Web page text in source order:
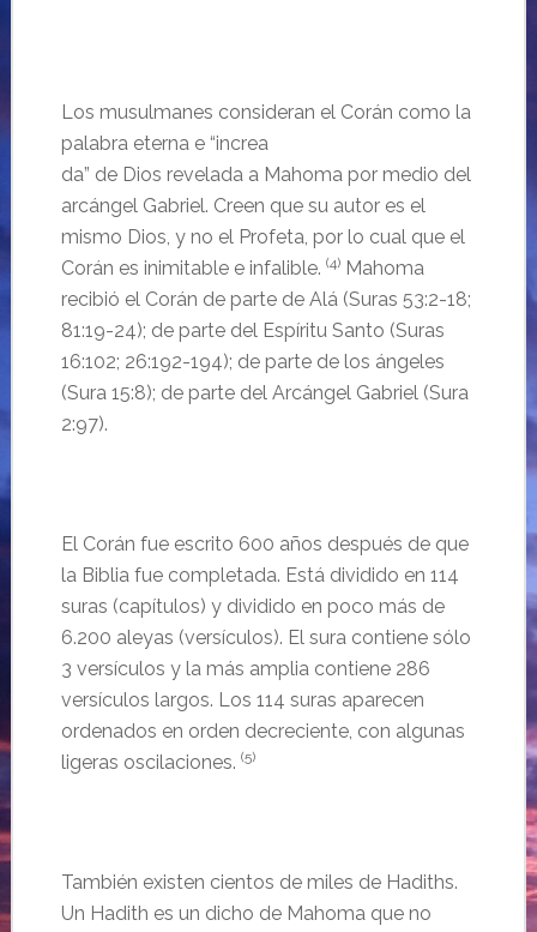
Los musulmanes consideran el Corán como la
palabra eterna e “increa
da” de Dios revelada a Mahoma por medio del
arcángel Gabriel. Creen que su autor es el
mismo Dios, y no el Profeta, por lo cual que el
Corán es inimitable e infalible. (4)Mahoma
recibió el Corán de parte de Alá (Suras 53:2-18;
81:19-24); de parte del Espíritu Santo (Suras
16:102; 26:192-194); de parte de los ángeles
(Sura 15:8); de parte del Arcángel Gabriel (Sura
2:97).
El Corán fue escrito 600 años después de que
la Biblia fue completada. Está dividido en 114
suras (capítulos) y dividido en poco más de
6.200 aleyas (versículos). El sura contiene sólo
3 versículos y la más amplia contiene 286
versículos largos. Los 114 suras aparecen
ordenados en orden decreciente, con algunas
ligeras oscilaciones. (5)
También existen cientos de miles de Hadiths.
Un Hadith es un dicho de Mahoma que no